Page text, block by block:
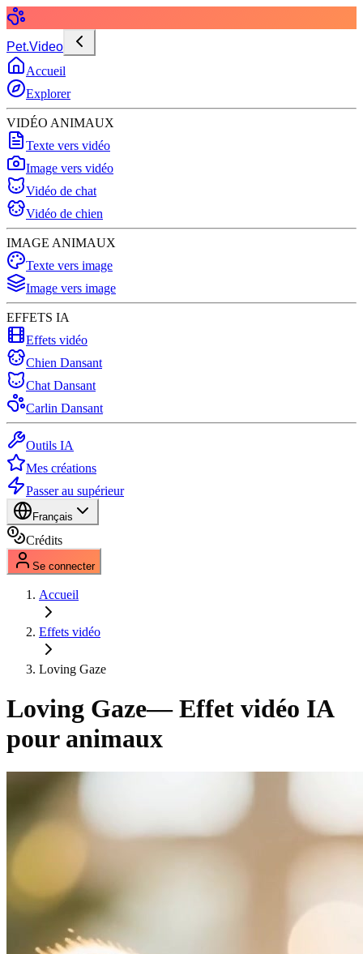
Pet.Video
Accueil
Explorer
VIDÉO ANIMAUX
Texte vers vidéo
Image vers vidéo
Vidéo de chat
Vidéo de chien
IMAGE ANIMAUX
Texte vers image
Image vers image
EFFETS IA
Effets vidéo
Chien Dansant
Chat Dansant
Carlin Dansant
Outils IA
Mes créations
Passer au supérieur
Français
Crédits
Se connecter
Accueil
Effets vidéo
Loving Gaze
Loving Gaze— Effet vidéo IA
pour animaux